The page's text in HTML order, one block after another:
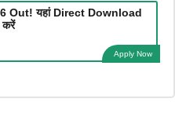
Out! यहां Direct Download
Apply Now